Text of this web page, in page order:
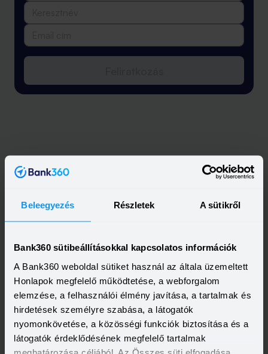
Beleegyezés Részletek A sütikről
Bank360 sütibeállításokkal kapcsolatos információk
A Bank360 weboldal sütiket használ az általa üzemeltett
Honlapok megfelelő működtetése, a webforgalom
elemzése, a felhasználói élmény javítása, a tartalmak és
hirdetések személyre szabása, a látogatók
nyomonkövetése, a közösségi funkciók biztosítása és a
látogatók érdeklődésének megfelelő tartalmak
meghatározása céljából. Az Összes süti elfogadása